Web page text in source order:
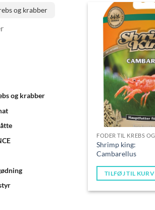
og krabber
og krabber
Shrimp king:
Cambarellus
TILFØJ TIL KURV